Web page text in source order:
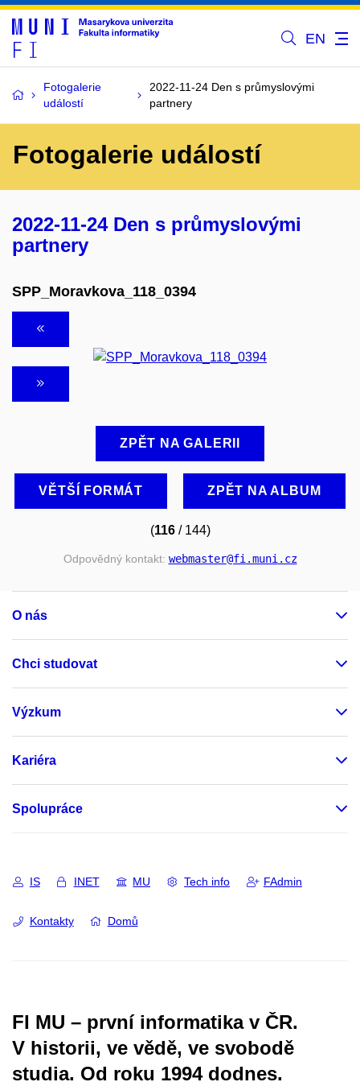
EN
Fotogalerie
událostí
2022-11-24 Den s průmyslovými
partnery
Fotogalerie událostí
2022-11-24 Den s průmyslovými
partnery
SPP_Moravkova_118_0394
ZPĚT NA GALERII
VĚTŠÍ FORMÁT ZPĚT NA ALBUM
(116/ 144)
Odpovědný kontakt: webmaster@fi.muni.cz
O nás
Chci studovat
Výzkum
Kariéra
Spolupráce
IS INET MU Tech info FAdmin
Kontakty Domů
FI MU – první informatika v ČR.
V historii, ve vědě, ve svobodě
studia. Od roku 1994 dodnes.